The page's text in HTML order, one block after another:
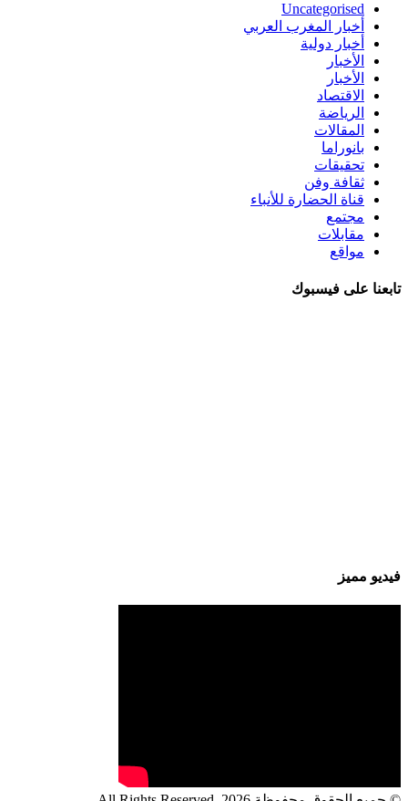
Uncategorised
أخبار المغرب العربي
أخبار دولية
الأخبار
الأخبار
الاقتصاد
الرياضة
المقالات
بانوراما
تحقيقات
ثقافة وفن
قناة الحضارة للأنباء
مجتمع
مقابلات
مواقع
تابعنا على فيسبوك
فيديو مميز